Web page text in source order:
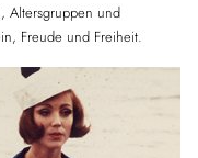
Altersgruppen und
Freude und Freiheit.